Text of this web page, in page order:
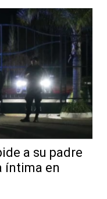
a su padre
íntima en